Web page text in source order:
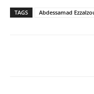
TAGS Abdessamad